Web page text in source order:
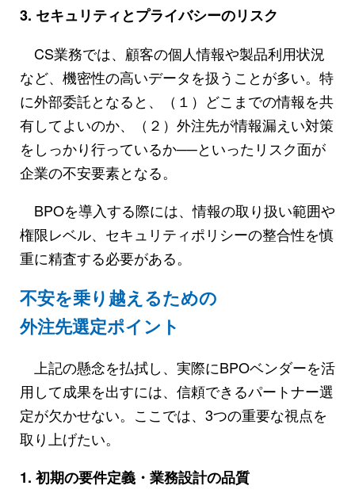
3. セキュリティとプライバシーのリスク
CS業務では、顧客の個人情報や製品利用状況
など、機密性の高いデータを扱うことが多い。特
に外部委託となると、（１）どこまでの情報を共
有してよいのか、（２）外注先が情報漏えい対策
をしっかり行っているか──といったリスク面が
企業の不安要素となる。
BPOを導入する際には、情報の取り扱い範囲や
権限レベル、セキュリティポリシーの整合性を慎
重に精査する必要がある。
不安を乗り越えるための
外注先選定ポイント
上記の懸念を払拭し、実際にBPOベンダーを活
用して成果を出すには、信頼できるパートナー選
定が欠かせない。ここでは、3つの重要な視点を
取り上げたい。
1. 初期の要件定義・業務設計の品質